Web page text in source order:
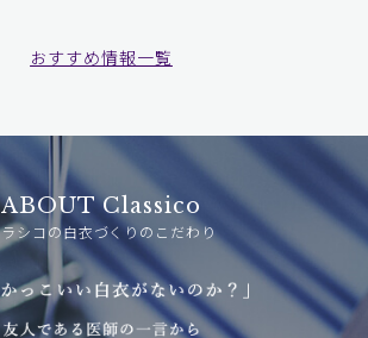
おすすめ情報一覧
ABOUT Classico
シコの白衣づくりのこだわり